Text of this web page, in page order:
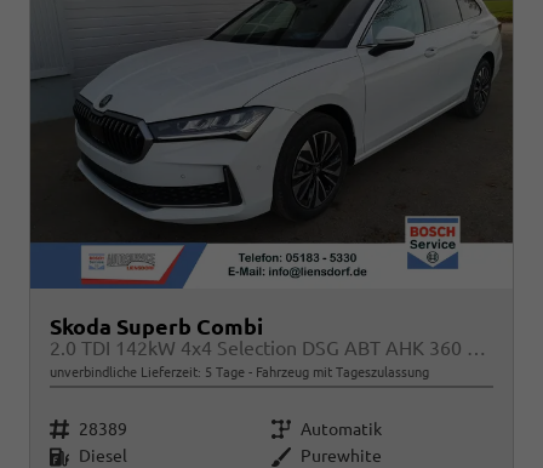
Skoda Superb Combi
2.0 TDI 142kW 4x4 Selection DSG ABT AHK 360 Head Up
unverbindliche Lieferzeit: 5 Tage Fahrzeug mit Tageszulassung
Fahrzeugnr. 28389 Getriebe Automatik
Kraftstoff Diesel Außenfarbe Purewhite